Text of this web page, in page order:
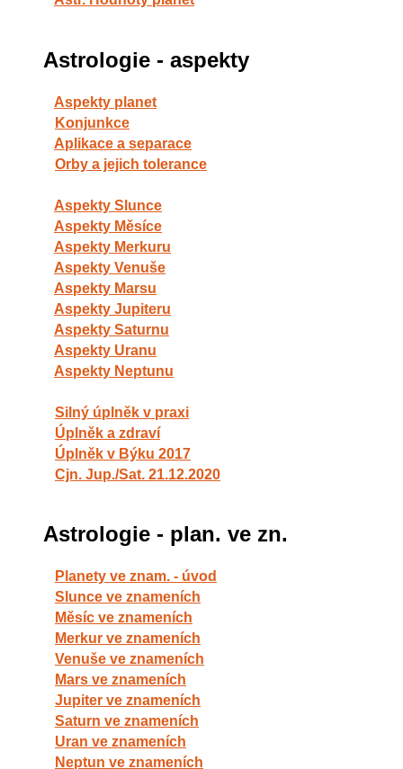
Astrologie - aspekty
Aspekty planet
Konjunkce
Aplikace a separace
Orby a jejich tolerance
Aspekty Slunce
Aspekty Měsíce
Aspekty Merkuru
Aspekty Venuše
Aspekty Marsu
Aspekty Jupiteru
Aspekty Saturnu
Aspekty Uranu
Aspekty Neptunu
Silný úplněk v praxi
Úplněk a zdraví
Úplněk v Býku 2017
Cjn. Jup./Sat. 21.12.2020
Astrologie - plan. ve zn.
Planety ve znam. - úvod
Slunce ve znameních
Měsíc ve znameních
Merkur ve znameních
Venuše ve znameních
Mars ve znameních
Jupiter ve znameních
Saturn ve znameních
Uran ve znameních
Neptun ve znameních